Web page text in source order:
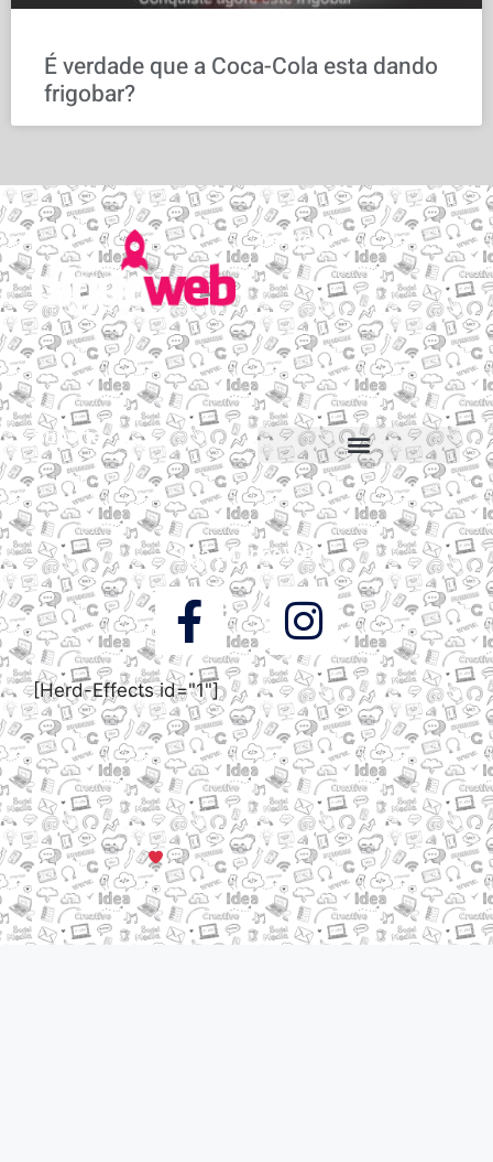
É verdade que a Coca-Cola esta dando
frigobar?
Serviços
Email personalizado
Hospedagem de Sites
Migração de sites e e-mails
Construtor de sites
Suporte
Suporte via Whats
Siga a DigooWeb
[Herd-Effects id="1"]
© Todos os direitos reservados a DigooWeb Gramado, RS |
Servidores em Dallas, TX
Criado com muito em Gramado, Serra Gaúcha